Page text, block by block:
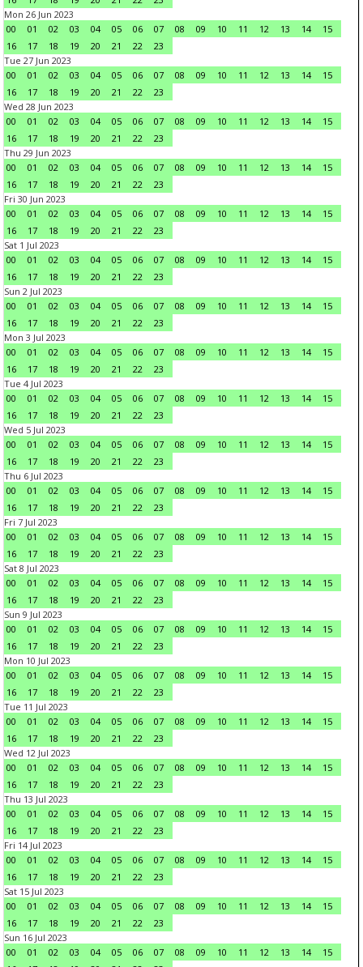
Mon 26 Jun 2023
00
01 02 03 04 05 06 07 08 09 10 11 12 13 14
15
16
17 18 19 20 21 22
23
Tue 27 Jun 2023
00
01 02 03 04 05 06 07 08 09 10 11 12 13 14
15
16
17 18 19 20 21 22
23
Wed 28 Jun 2023
00
01 02 03 04 05 06 07 08 09 10 11 12 13 14
15
16
17 18 19 20 21 22
23
Thu 29 Jun 2023
00
01 02 03 04 05 06 07 08 09 10 11 12 13 14
15
16
17 18 19 20 21 22
23
Fri 30 Jun 2023
00
01 02 03 04 05 06 07 08 09 10 11 12 13 14
15
16
17 18 19 20 21 22
23
Sat 1 Jul 2023
00
01 02 03 04 05 06 07 08 09 10 11 12 13 14
15
16
17 18 19 20 21 22
23
Sun 2 Jul 2023
00
01 02 03 04 05 06 07 08 09 10 11 12 13 14
15
16
17 18 19 20 21 22
23
Mon 3 Jul 2023
00
01 02 03 04 05 06 07 08 09 10 11 12 13 14
15
16
17 18 19 20 21 22
23
Tue 4 Jul 2023
00
01 02 03 04 05 06 07 08 09 10 11 12 13 14
15
16
17 18 19 20 21 22
23
Wed 5 Jul 2023
00
01 02 03 04 05 06 07 08 09 10 11 12 13 14
15
16
17 18 19 20 21 22
23
Thu 6 Jul 2023
00
01 02 03 04 05 06 07 08 09 10 11 12 13 14
15
16
17 18 19 20 21 22
23
Fri 7 Jul 2023
00
01 02 03 04 05 06 07 08 09 10 11 12 13 14
15
16
17 18 19 20 21 22
23
Sat 8 Jul 2023
00
01 02 03 04 05 06 07 08 09 10 11 12 13 14
15
16
17 18 19 20 21 22
23
Sun 9 Jul 2023
00
01 02 03 04 05 06 07 08 09 10 11 12 13 14
15
16
17 18 19 20 21 22
23
Mon 10 Jul 2023
00
01 02 03 04 05 06 07 08 09 10 11 12 13 14
15
16
17 18 19 20 21 22
23
Tue 11 Jul 2023
00
01 02 03 04 05 06 07 08 09 10 11 12 13 14
15
16
17 18 19 20 21 22
23
Wed 12 Jul 2023
00
01 02 03 04 05 06 07 08 09 10 11 12 13 14
15
16
17 18 19 20 21 22
23
Thu 13 Jul 2023
00
01 02 03 04 05 06 07 08 09 10 11 12 13 14
15
16
17 18 19 20 21 22
23
Fri 14 Jul 2023
00
01 02 03 04 05 06 07 08 09 10 11 12 13 14
15
16
17 18 19 20 21 22
23
Sat 15 Jul 2023
00
01 02 03 04 05 06 07 08 09 10 11 12 13 14
15
16
17 18 19 20 21 22
23
Sun 16 Jul 2023
00
01 02 03 04 05 06 07 08 09 10 11 12 13 14
15